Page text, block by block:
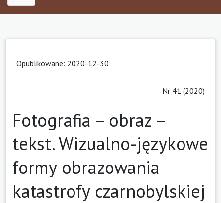
Opublikowane: 2020-12-30
Nr 41 (2020)
Fotografia – obraz –
tekst. Wizualno-językowe
formy obrazowania
katastrofy czarnobylskiej